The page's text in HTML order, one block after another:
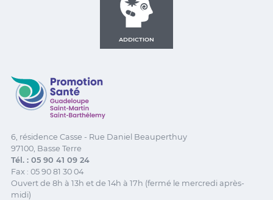
ADDICTION
Promotion Santé Guadeloupe, Saint-Martin, Saint
6, résidence Casse - Rue Daniel Beauperthuy
97100, Basse Terre
Tél. : 05 90 41 09 24
Fax : 05 90 81 30 04
Ouvert de 8h à 13h et de 14h à 17h (fermé le mercredi après-
midi)